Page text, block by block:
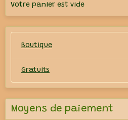
Votre panier est vide
Boutique
Gratuits
Moyens de paiement